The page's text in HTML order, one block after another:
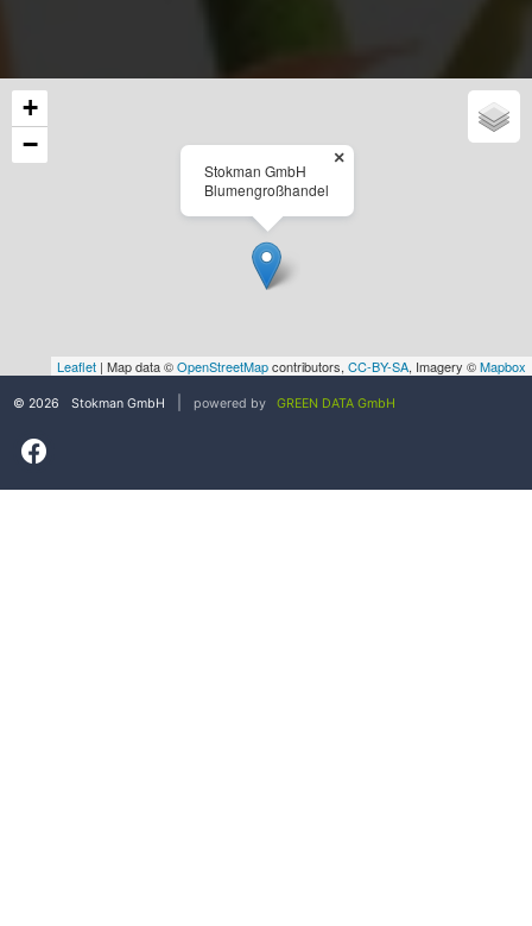
Stokman GmbH
Blumengroßhandel
×
+
−
Leaflet | Map data ©OpenStreetMapcontributors, CC-BY-SA, Imagery ©Mapbox
© 2026 Stokman GmbH powered by GREEN DATA GmbH